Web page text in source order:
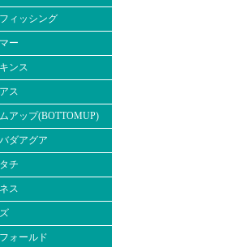
ィッシング
ー
ンス
ス
ムアップ(BOTTOMUP)
ダアグア
チ
ス
ォールド